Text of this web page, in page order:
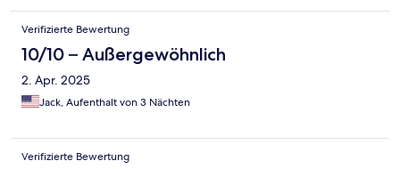
Verifizierte Bewertung
10/10 – Außergewöhnlich
2. Apr. 2025
Jack, Aufenthalt von 3 Nächten
Verifizierte Bewertung